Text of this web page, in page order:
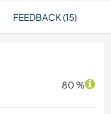
FEEDBACK (15)
80 %